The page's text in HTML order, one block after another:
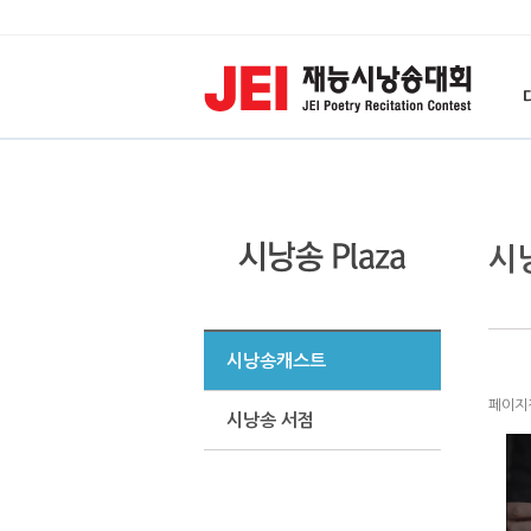
시낭송캐스트
시낭송 서점
시
페이